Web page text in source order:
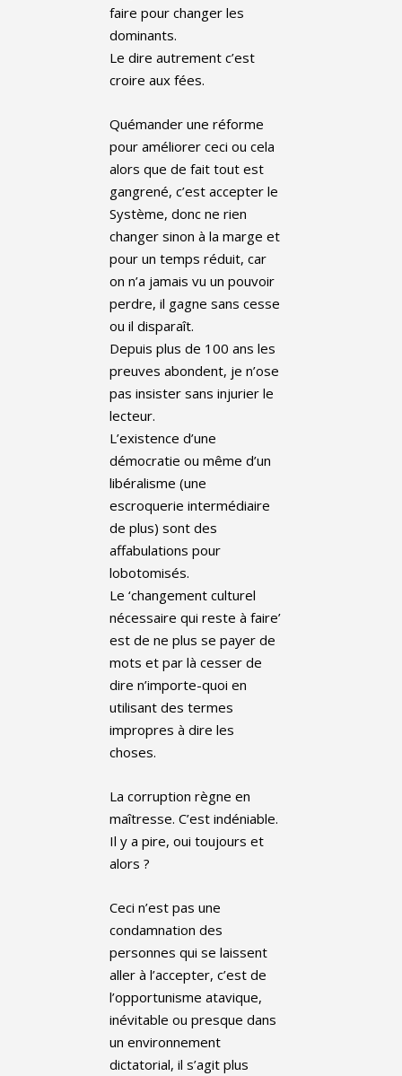
faire pour changer les
dominants.
Le dire autrement c’est
croire aux fées.
Quémander une réforme
pour améliorer ceci ou cela
alors que de fait tout est
gangrené, c’est accepter le
Système, donc ne rien
changer sinon à la marge et
pour un temps réduit, car
on n’a jamais vu un pouvoir
perdre, il gagne sans cesse
ou il disparaît.
Depuis plus de 100 ans les
preuves abondent, je n’ose
pas insister sans injurier le
lecteur.
L’existence d’une
démocratie ou même d’un
libéralisme (une
escroquerie intermédiaire
de plus) sont des
affabulations pour
lobotomisés.
Le ‘changement culturel
nécessaire qui reste à faire’
est de ne plus se payer de
mots et par là cesser de
dire n’importe-quoi en
utilisant des termes
impropres à dire les
choses.
La corruption règne en
maîtresse. C’est indéniable.
Il y a pire, oui toujours et
alors ?
Ceci n’est pas une
condamnation des
personnes qui se laissent
aller à l’accepter, c’est de
l’opportunisme atavique,
inévitable ou presque dans
un environnement
dictatorial, il s’agit plus